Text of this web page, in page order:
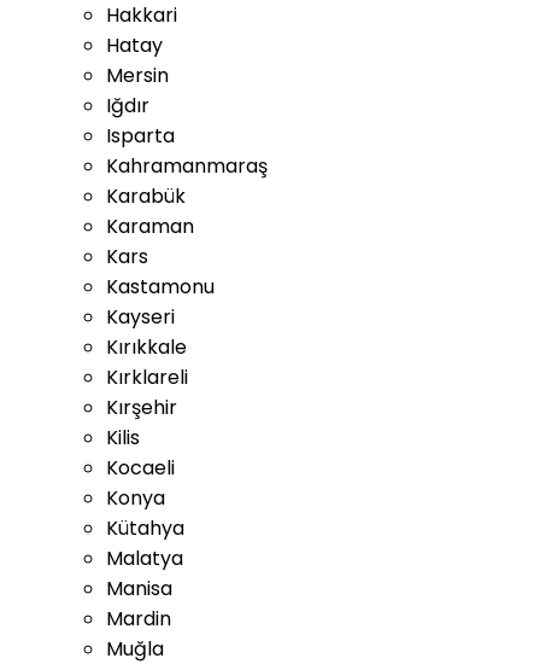
Hakkari
Hatay
Mersin
Iğdır
Isparta
Kahramanmaraş
Karabük
Karaman
Kars
Kastamonu
Kayseri
Kırıkkale
Kırklareli
Kırşehir
Kilis
Kocaeli
Konya
Kütahya
Malatya
Manisa
Mardin
Muğla